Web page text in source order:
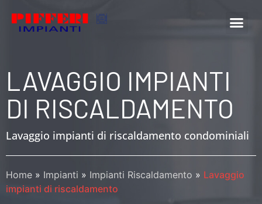
LAVAGGIO IMPIANTI
DI RISCALDAMENTO
Lavaggio impianti di riscaldamento condominiali
Home » Impianti » Impianti Riscaldamento » Lavaggio
impianti di riscaldamento